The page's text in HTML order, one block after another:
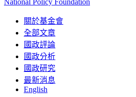
National Policy Foundation
關於基金會
全部文章
國政評論
國政分析
國政研究
最新消息
English